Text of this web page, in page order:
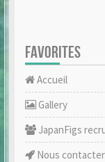
FAVORITES
Accueil
Gallery
JapanFigs
Nous contacter